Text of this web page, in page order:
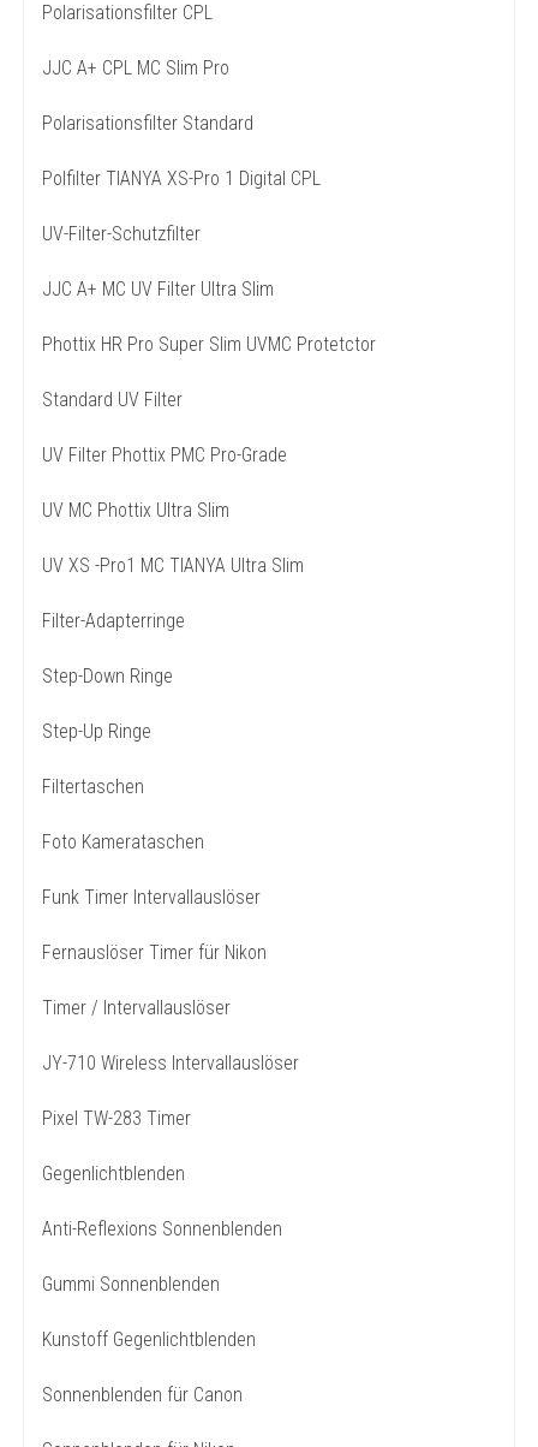
Polarisationsfilter CPL
JJC A+ CPL MC Slim Pro
Polarisationsfilter Standard
Polfilter TIANYA XS-Pro 1 Digital CPL
UV-Filter-Schutzfilter
JJC A+ MC UV Filter Ultra Slim
Phottix HR Pro Super Slim UVMC Protetctor
Standard UV Filter
UV Filter Phottix PMC Pro-Grade
UV MC Phottix Ultra Slim
UV XS -Pro1 MC TIANYA Ultra Slim
Filter-Adapterringe
Step-Down Ringe
Step-Up Ringe
Filtertaschen
Foto Kamerataschen
Funk Timer Intervallauslöser
Fernauslöser Timer für Nikon
Timer / Intervallauslöser
JY-710 Wireless Intervallauslöser
Pixel TW-283 Timer
Gegenlichtblenden
Anti-Reflexions Sonnenblenden
Gummi Sonnenblenden
Kunstoff Gegenlichtblenden
Sonnenblenden für Canon